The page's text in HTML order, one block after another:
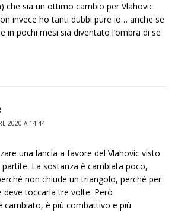
che sia un ottimo cambio per Vlahovic
invece ho tanti dubbi pure io… anche se
in pochi mesi sia diventato l’ombra di se
2020 A 14:44
una lancia a favore del Vlahovic visto
La sostanza è cambiata poco,
non chiude un triangolo, perché per
deve toccarla tre volte. Però
cambiato, è più combattivo e più